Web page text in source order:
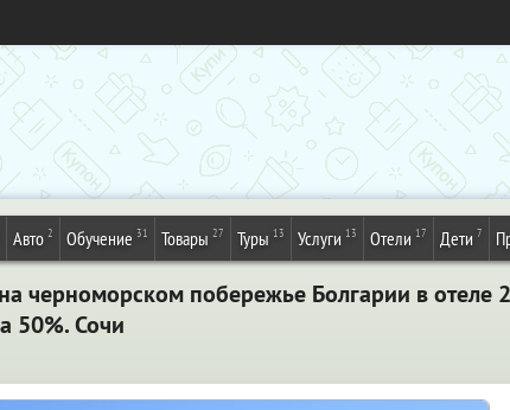
Авто 2 Обучение 31 Товары 27 Туры 13 Услуги 13 Отели 17 Дети 7
черноморском побережье Болгарии в отеле 2
50%. Сочи